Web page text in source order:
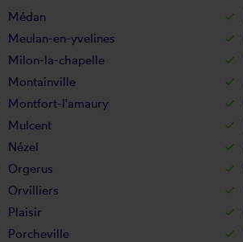
Médan
Meulan-en-yvelines
Milon-la-chapelle
Montainville
Montfort-l'amaury
Mulcent
Nézel
Orgerus
Orvilliers
Plaisir
Porcheville